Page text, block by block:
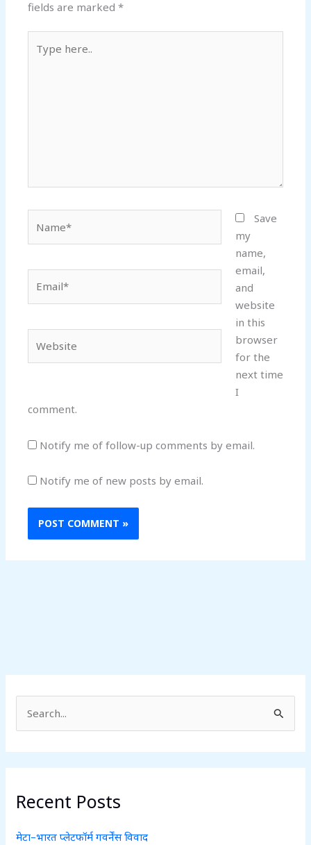
fields are marked*
here..
Save
my
name,
email,
and
website
in this
browser
for the
next time
I
comment.
Notify me of follow-up comments by email.
Notify me of new posts by email.
r
h
f
Recent Posts
मेटा–भारत प्लेटफॉर्म गवर्नेंस विवाद